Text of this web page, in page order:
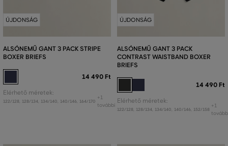
ÚJDONSÁG
ALSÓNEMŰ GANT 3 PACK STRIPE
BOXER BRIEFS
14 490 Ft
Elérhető méretek:
122/128 128/134 134/140 140/146 164/170
+1
további
ÚJDONSÁG
ALSÓNEMŰ GANT 3 PACK
CONTRAST WAISTBAND BOXER
BRIEFS
14 490 Ft
Elérhető méretek:
122/128 128/134 134/140 140/146 152/158
+1